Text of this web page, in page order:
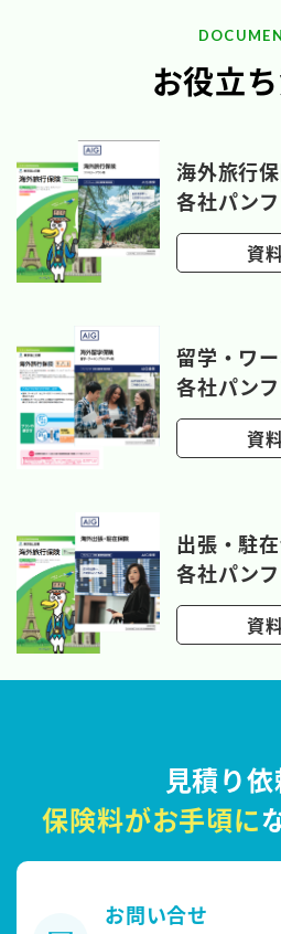
お役立
海外旅行
各社パン
資
留学・ワ
各社パン
資
出張・駐
各社パン
資
見積り
保険料がお手頃に
お問い合せ